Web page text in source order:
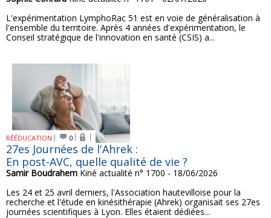
L'expérimentation LymphoRac 51 est en voie de généralisation à
l'ensemble du territoire. Après 4 années d'expérimentation, le
Conseil stratégique de l'innovation en santé (CSIS) a...
RÉÉDUCATION 0
27es Journées de l'Ahrek :
En post-AVC, quelle qualité de vie ?
Samir Boudrahem Kiné actualité n° 1700 - 18/06/2026
Les 24 et 25 avril derniers, l'Association hautevilloise pour la
recherche et l'étude en kinésithérapie (Ahrek) organisait ses 27es
journées scientifiques à Lyon. Elles étaient dédiées...